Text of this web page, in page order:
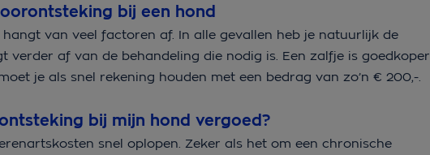
bij een hond
van veel factoren af. In alle gevallen heb je natuurlijk de
verder af van de behandeling die nodig is. Een zalfje is goedkoper
je als snel rekening houden met een bedrag van zo’n € 200,-.
bij mijn hond vergoed?
snel oplopen. Zeker als het om een chronische